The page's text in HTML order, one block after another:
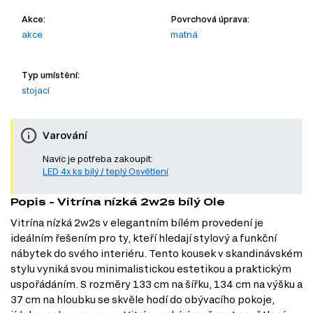
Akce:
akce
Povrchová úprava:
matná
Typ umístění:
stojací
Varování
Navíc je potřeba zakoupit:
LED 4x ks bílý / teplý Osvětlení
Popis - Vitrína nízká 2w2s bílý Ole
Vitrína nízká 2w2s v elegantním bílém provedení je
ideálním řešením pro ty, kteří hledají stylový a funkční
nábytek do svého interiéru. Tento kousek v skandinávském
stylu vyniká svou minimalistickou estetikou a praktickým
uspořádáním. S rozměry 133 cm na šířku, 134 cm na výšku a
37 cm na hloubku se skvěle hodí do obývacího pokoje,